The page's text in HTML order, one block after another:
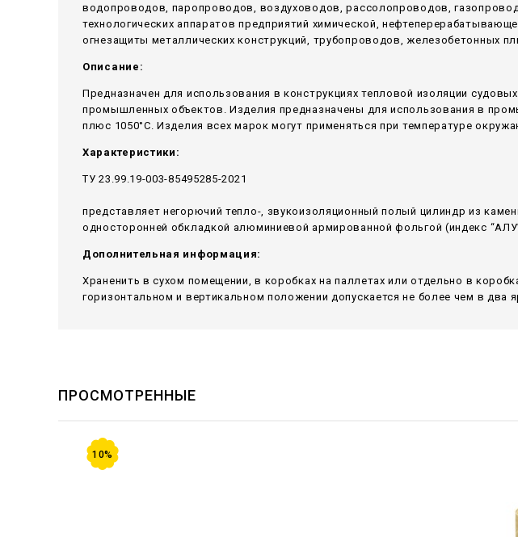
водопроводов, паропроводов, воздуховодов, рассолопроводов,
технологических аппаратов предприятий химической,
огнезащиты металлических конструкций, трубопроводов, железобетонных
Описание:
Предназначен для использования в конструкциях тепловой изоляции
промышленных объектов. Изделия предназначены для использования в
плюс 1050°С. Изделия всех марок могут применяться при температуре
Характеристики:
ТУ 23.99.19-003-85495285-2021
представляет негорючий тепло-, звукоизоляционный полый цилиндр из
односторонней обкладкой алюминиевой армированной фольгой (индекс
Дополнительная информация:
Храненить в сухом помещении, в коробках на паллетах или отдельно в
горизонтальном и вертикальном положении допускается не более чем в два
ПРОСМОТРЕННЫЕ
10%